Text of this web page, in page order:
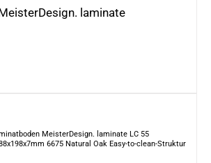
laminate
MeisterDesign. laminate LC 55
6675 Natural Oak Easy-to-clean-Struktur